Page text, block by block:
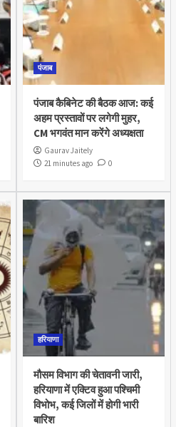
पंजाब
पंजाब कैबिनेट की बैठक आज: कई
अहम प्रस्तावों पर लगेगी मुहर,
CM भगवंत मान करेंगे अध्यक्षता
Gaurav Jaitely
21 minutes ago
0
हरियाणा
मौसम विभाग की चेतावनी जारी,
हरियाणा में एक्टिव हुआ पश्चिमी
विभोभ, कई जिलों में होगी भारी
बारिश